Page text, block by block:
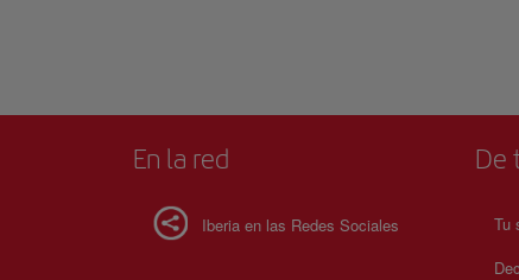
En la red
Iberia en las Redes Sociales
De
Tu